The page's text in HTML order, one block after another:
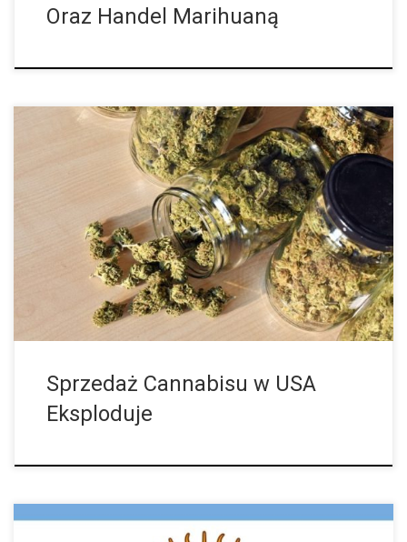
Oraz Handel Marihuaną
W czasach globalnej pandemii koronawirusa wiele firm (i ich
pracowników) musi walczyć o przetrwanie. Jednak nie wszystkie
branże zmagają się z walką o przetrwanie. Okazuje się, że
istnieje też taki […]
Sprzedaż Cannabisu w USA
Eksploduje